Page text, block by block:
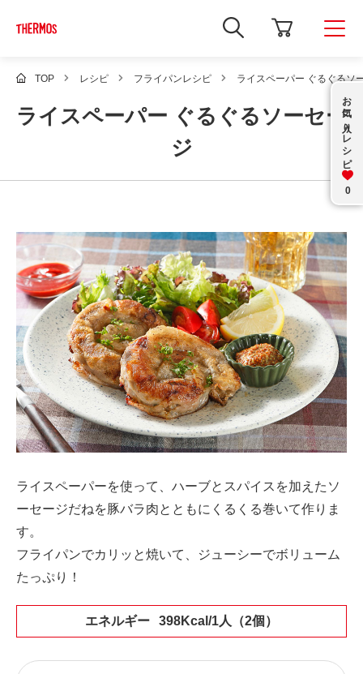
新
し
ィ
ウ
で
ト
を
開
き
ま
す
TOP レシピ フライパンレシピ ライスペーパー ぐるぐるソ
ライスペーパー ぐるぐるソーセー
ジ
お気に入り
レシピ
0
ライスペーパーを使って、ハーブとスパイスを加えたソ
ーセージだねを豚バラ肉とともにくるくる巻いて作りま
す。
フライパンでカリッと焼いて、ジューシーでボリューム
たっぷり！
エネルギー 398Kcal/1人（2個）